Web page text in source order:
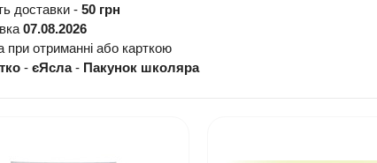
доставки - 50 грн
07.08.2026
при отриманні або карткою
- єЯсла- Пакунок школяра